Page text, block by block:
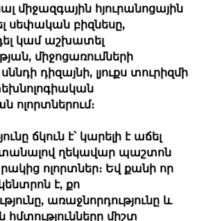
միջազգային հյուրանոցային
սեփական բիզնեսը,
կամ աշխատել
միջոցառումների
դիզայնի, լյուքս տուրիզմի
ոլորտներում։
ճկուն է՝ կարելի է աճել
ղեկավար պաշտոն
ոլորտներ։ Եվ քանի որ
է, քո
առաջնորդությունը և
միշտ